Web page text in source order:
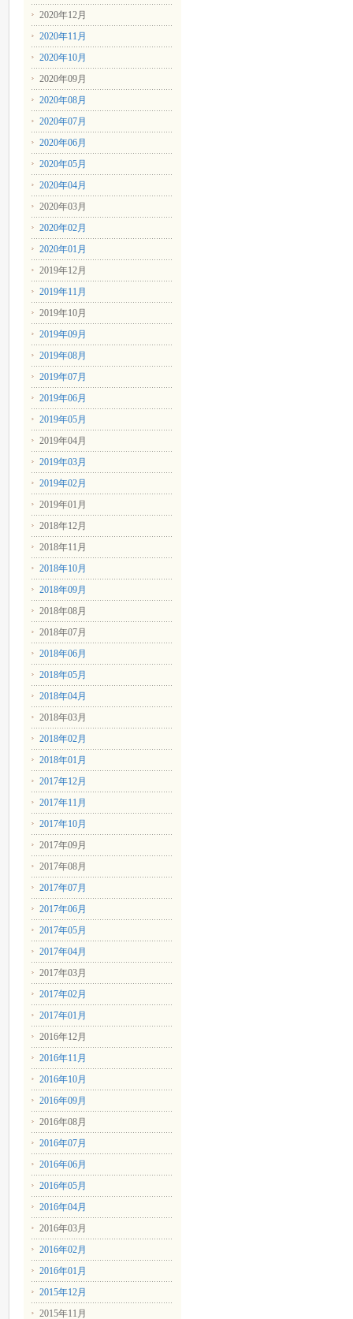
2020年12月
2020年11月
2020年10月
2020年09月
2020年08月
2020年07月
2020年06月
2020年05月
2020年04月
2020年03月
2020年02月
2020年01月
2019年12月
2019年11月
2019年10月
2019年09月
2019年08月
2019年07月
2019年06月
2019年05月
2019年04月
2019年03月
2019年02月
2019年01月
2018年12月
2018年11月
2018年10月
2018年09月
2018年08月
2018年07月
2018年06月
2018年05月
2018年04月
2018年03月
2018年02月
2018年01月
2017年12月
2017年11月
2017年10月
2017年09月
2017年08月
2017年07月
2017年06月
2017年05月
2017年04月
2017年03月
2017年02月
2017年01月
2016年12月
2016年11月
2016年10月
2016年09月
2016年08月
2016年07月
2016年06月
2016年05月
2016年04月
2016年03月
2016年02月
2016年01月
2015年12月
2015年11月